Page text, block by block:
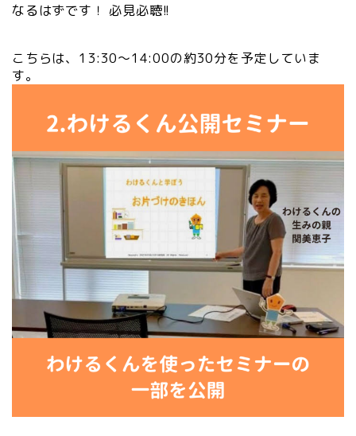
なるはずです！ 必見必聴!!
こちらは、13:30～14:00の約30分を予定していま
す。